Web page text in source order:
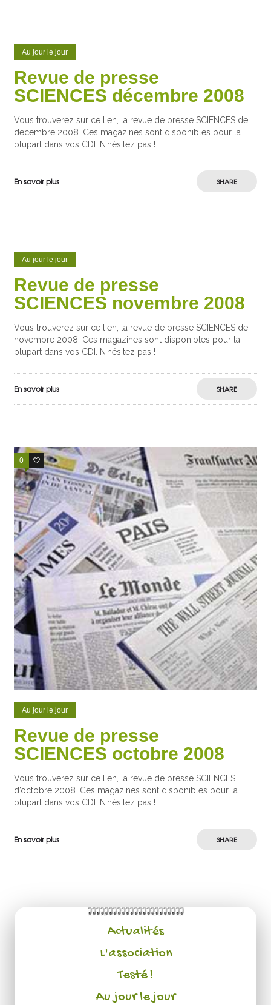
Au jour le jour
Revue de presse
SCIENCES décembre 2008
Vous trouverez sur ce lien, la revue de presse SCIENCES de
décembre 2008. Ces magazines sont disponibles pour la
plupart dans vos CDI. N’hésitez pas !
En savoir plus SHARE
Au jour le jour
Revue de presse
SCIENCES novembre 2008
Vous trouverez sur ce lien, la revue de presse SCIENCES de
novembre 2008. Ces magazines sont disponibles pour la
plupart dans vos CDI. N’hésitez pas !
En savoir plus SHARE
0 0
Au jour le jour
Revue de presse
SCIENCES octobre 2008
Vous trouverez sur ce lien, la revue de presse SCIENCES
d’octobre 2008. Ces magazines sont disponibles pour la
plupart dans vos CDI. N’hésitez pas !
En savoir plus SHARE
Actualités
L'association
Testé !
Au jour le jour